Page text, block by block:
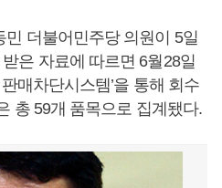
더불어민주당 의원이 5일
은 자료에 따르면 6월28일
매차단시스템’을 통해 회수
총 59개 품목으로 집계됐다.